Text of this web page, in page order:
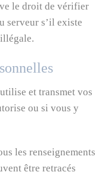
le droit de vérifier
serveur s’il existe
et transmet vos
ou si vous y
les renseignements
être retracés